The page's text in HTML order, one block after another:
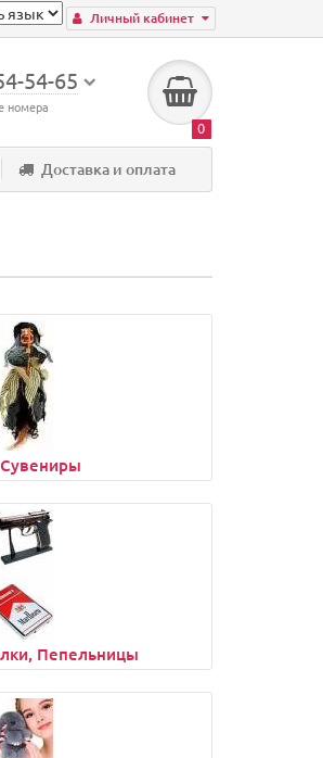
Личный кабинет
54-65
номера
0
Доставка и оплата
Пепельницы